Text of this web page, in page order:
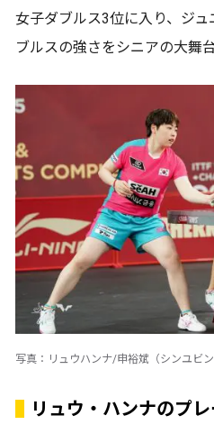
女子ダブルス3位に入り、ジ
ブルスの強さをシニアの大舞
写真：リュウハンナ/申裕斌（シンユビ
リュウ・ハンナのプ